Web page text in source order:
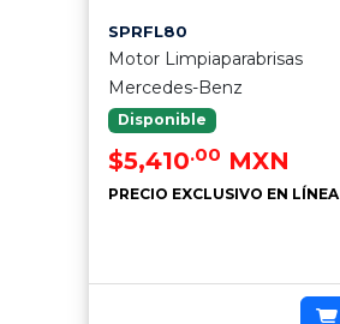
SPRFL80
Motor Limpiaparabrisas
Mercedes-Benz
Disponible
$5,410.00 MXN
PRECIO EXCLUSIVO EN LÍNEA